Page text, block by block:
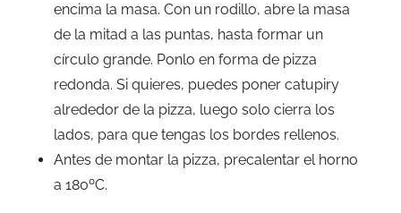
encima la masa. Con un rodillo, abre la masa
de la mitad a las puntas, hasta formar un
círculo grande. Ponlo en forma de pizza
redonda. Si quieres, puedes poner catupiry
alrededor de la pizza, luego solo cierra los
lados, para que tengas los bordes rellenos.
Antes de montar la pizza, precalentar el horno
a 180ºC.